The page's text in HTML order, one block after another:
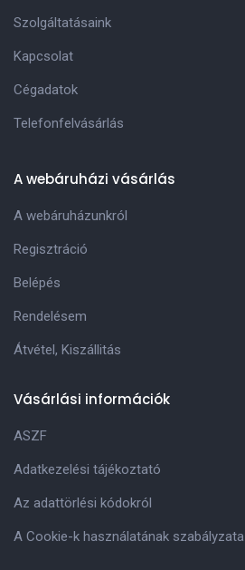
Szolgáltatásaink
Kapcsolat
Cégadatok
Telefonfelvásárlás
A webáruházi vásárlás
A webáruházunkról
Regisztráció
Belépés
Rendelésem
Átvétel, Kiszállitás
Vásárlási információk
ASZF
Adatkezelési tájékoztató
Az adattörlési kódokról
A Cookie-k használatának szabályzata